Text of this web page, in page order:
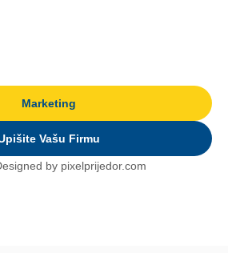
Marketing
Vašu Firmu
by pixelprijedor.com